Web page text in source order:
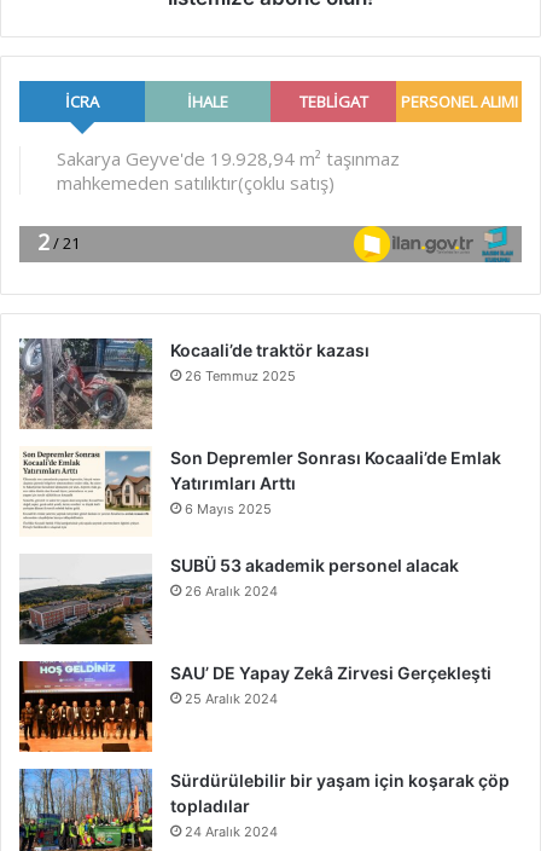
Kocaali’de traktör kazası
26 Temmuz 2025
Son Depremler Sonrası Kocaali’de Emlak
Yatırımları Arttı
6 Mayıs 2025
SUBÜ 53 akademik personel alacak
26 Aralık 2024
SAU’ DE Yapay Zekâ Zirvesi Gerçekleşti
25 Aralık 2024
Sürdürülebilir bir yaşam için koşarak çöp
topladılar
24 Aralık 2024